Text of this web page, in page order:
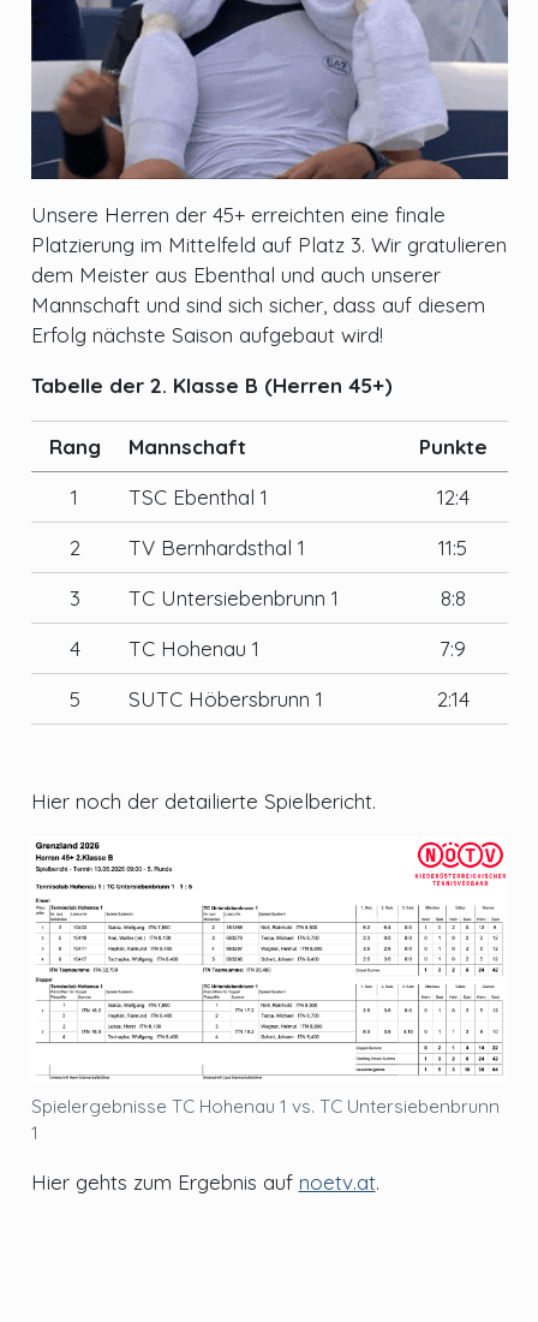
Unsere Herren der 45+ erreichten eine finale
Platzierung im Mittelfeld auf Platz 3. Wir gratulieren
dem Meister aus Ebenthal und auch unserer
Mannschaft und sind sich sicher, dass auf diesem
Erfolg nächste Saison aufgebaut wird!
Tabelle der 2. Klasse B (Herren 45+)
Rang Mannschaft
Punkte
1
TSC Ebenthal 1
12:4
2
TV Bernhardsthal 1
11:5
3
TC Untersiebenbrunn 1
8:8
4
TC Hohenau 1
7:9
5
SUTC Höbersbrunn 1 2:14
Hier noch der detailierte Spielbericht.
Spielergebnisse TC Hohenau 1 vs. TC Untersiebenbrunn
1
Hier gehts zum Ergebnis auf noetv.at.